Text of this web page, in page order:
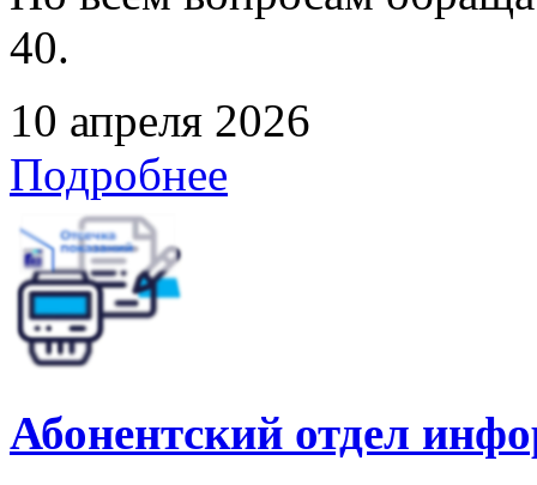
40.
10 апреля 2026
Подробнее
Абонентский отдел